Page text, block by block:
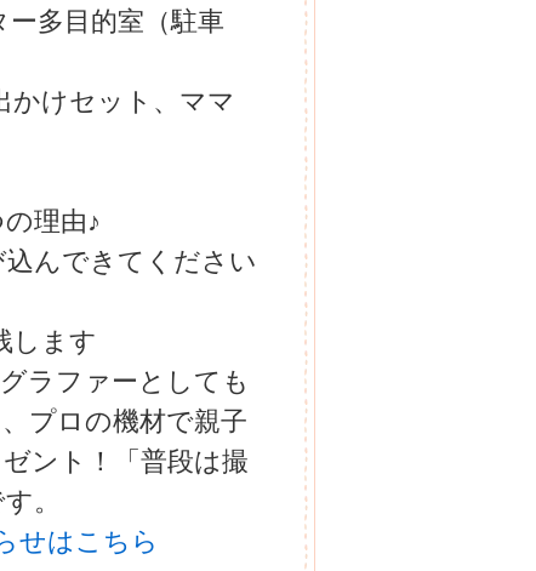
多目的室（駐車
かけセット、ママ
理由♪
んできてください
します
ラファーとしても
プロの機材で親子
ント！「普段は撮
。
せはこちら